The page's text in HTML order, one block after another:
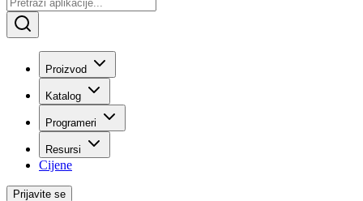
Proizvod
Katalog
Programeri
Resursi
Cijene
Prijavite se